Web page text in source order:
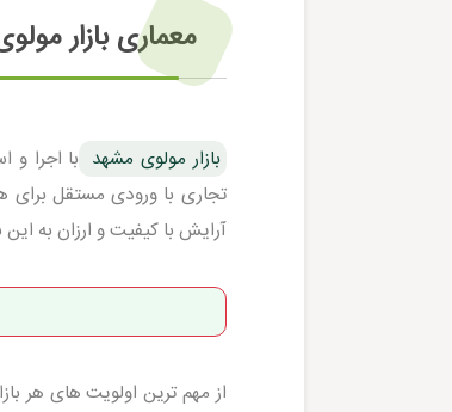
معماری بازار
بازار مولوی مشهد
تجاری با ورودی مستقل برای
آرایش با کیفیت و ارزان به این
از مهم ترین اولویت های هر